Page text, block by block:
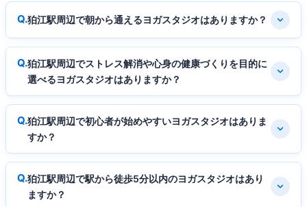
狛江駅周辺で朝から通えるヨガスタジオはありますか？
狛江駅周辺でストレス解消や心身の健康づくりを目的に
選べるヨガスタジオはありますか？
狛江駅周辺で初心者が始めやすいヨガスタジオはありま
すか？
狛江駅周辺で駅から徒歩5分以内のヨガスタジオはあり
ますか？